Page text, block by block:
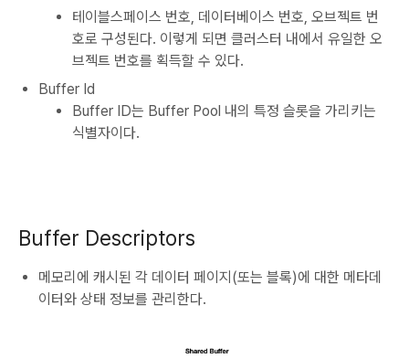
테이블스페이스 번호, 데이터베이스 번호, 오브젝트 번
호로 구성된다. 이렇게 되면 클러스터 내에서 유일한 오
브젝트 번호를 획득할 수 있다.
Buffer Id
Buffer ID는 Buffer Pool 내의 특정 슬롯을 가리키는
식별자이다.
Buffer Descriptors
메모리에 캐시된 각 데이터 페이지(또는 블록)에 대한 메타데
이터와 상태 정보를 관리한다.